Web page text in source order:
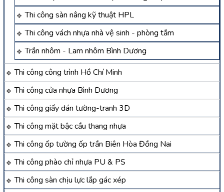
Thi công sàn nâng kỹ thuật HPL
Thi công vách nhựa nhà vệ sinh - phòng tắm
Trần nhôm - Lam nhôm Bình Dương
Thi công công trình Hồ Chí Minh
Thi công cửa nhựa Bình Dương
Thi công giấy dán tường-tranh 3D
Thi công mặt bậc cầu thang nhựa
Thi công ốp tường ốp trần Biên Hòa Đồng Nai
Thi công phào chỉ nhựa PU & PS
Thi công sàn chịu lực lắp gác xép